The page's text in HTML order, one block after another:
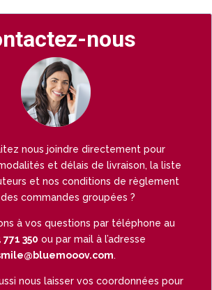
nous
nous joindre directement pour
et délais de livraison, la liste
et nos conditions de règlement
commandes groupées ?
à vos questions par téléphone au
771 350 ou par mail à l’adresse
.
nous laisser vos coordonnées pour